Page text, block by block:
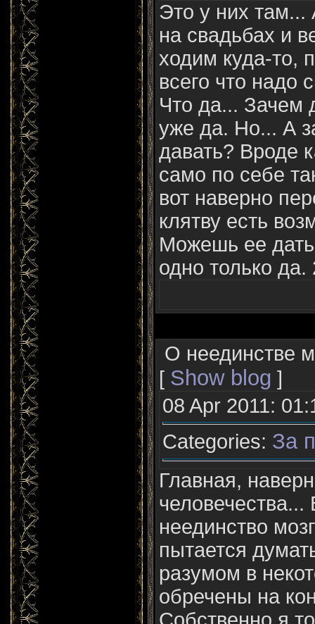
Это у них
на свадьбах и
ходим куда-то,
всего что надо
Что да... Зачем
уже да. Но... А
давать? Вроде
само по себе
вот наверно
клятву есть
Можешь ее
одно только
О неединстве
[ Show blog ]
08 Apr 2011:
Categories: За
Главная,
человечества...
неединство
пытается
разумом в
обречены на